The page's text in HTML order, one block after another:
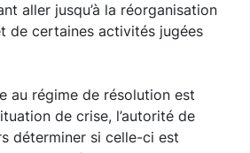
aller jusqu’à la réorganisation
de certaines activités jugées
au régime de résolution est
de crise, l’autorité de
déterminer si celle-ci est